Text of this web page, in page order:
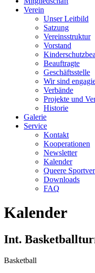
Verein
Unser Leitbild
Satzung
Vereinsstruktur
Vorstand
Beauftragte
Geschäftsstelle
Wir sind
Verbände
Projekte und
Historie
Galerie
Service
Kontakt
Kooperationen
Newsletter
Kalender
Queere
Downloads
FAQ
Kalender
Int.
Basketball